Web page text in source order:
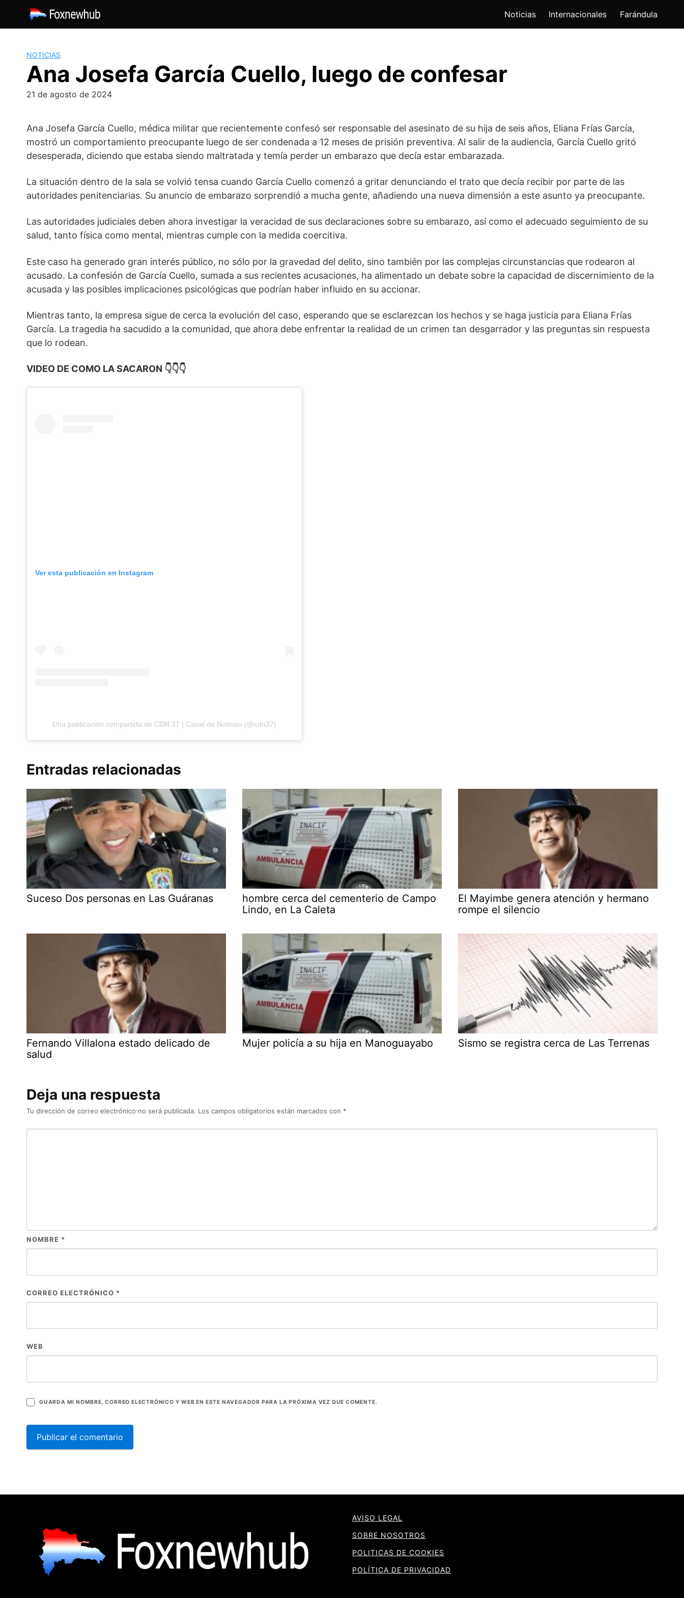
contenido
Noticias Internacionales Farándula
NOTICIAS
Ana Josefa García Cuello, luego de confesar
21 de agosto de 2024
Ana Josefa García Cuello, médica militar que recientemente confesó ser responsable del asesinato de su hija de seis años, Eliana Frías García,
mostró un comportamiento preocupante luego de ser condenada a 12 meses de prisión preventiva. Al salir de la audiencia, García Cuello gritó
desesperada, diciendo que estaba siendo maltratada y temía perder un embarazo que decía estar embarazada.
La situación dentro de la sala se volvió tensa cuando García Cuello comenzó a gritar denunciando el trato que decía recibir por parte de las
autoridades penitenciarias. Su anuncio de embarazo sorprendió a mucha gente, añadiendo una nueva dimensión a este asunto ya preocupante.
Las autoridades judiciales deben ahora investigar la veracidad de sus declaraciones sobre su embarazo, así como el adecuado seguimiento de su
salud, tanto física como mental, mientras cumple con la medida coercitiva.
Este caso ha generado gran interés público, no sólo por la gravedad del delito, sino también por las complejas circunstancias que rodearon al
acusado. La confesión de García Cuello, sumada a sus recientes acusaciones, ha alimentado un debate sobre la capacidad de discernimiento de la
acusada y las posibles implicaciones psicológicas que podrían haber influido en su accionar.
Mientras tanto, la empresa sigue de cerca la evolución del caso, esperando que se esclarezcan los hechos y se haga justicia para Eliana Frías
García. La tragedia ha sacudido a la comunidad, que ahora debe enfrentar la realidad de un crimen tan desgarrador y las preguntas sin respuesta
que lo rodean.
VIDEO DE COMO LA SACARON 👇👇👇
Ver esta publicación en Instagram
Una publicación compartida de CDN 37 | Canal de Noticias (@cdn37)
Entradas relacionadas
Suceso Dos personas en Las Guáranas
hombre cerca del cementerio de Campo
Lindo, en La Caleta
El Mayimbe genera atención y hermano
rompe el silencio
Fernando Villalona estado delicado de
salud
Mujer policía a su hija en Manoguayabo Sismo se registra cerca de Las Terrenas
Deja una respuesta
Tu dirección de correo electrónico no será publicada. Los campos obligatorios están marcados con *
NOMBRE *
CORREO ELECTRÓNICO *
WEB
GUARDA MI NOMBRE, CORREO ELECTRÓNICO Y WEB EN ESTE NAVEGADOR PARA LA PRÓXIMA VEZ QUE COMENTE.
AVISO LEGAL
SOBRE NOSOTROS
POLITICAS DE COOKIES
POLÍTICA DE PRIVACIDAD